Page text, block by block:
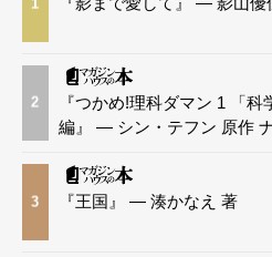
2
『つかめ!理科ダマン 1 「
編』 — シン・テフン 原作
3 『王国』 — 湊かなえ 著